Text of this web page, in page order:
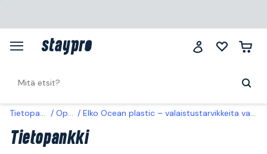
Tietopankki Oppaat Elko Ocean plastic – valaistustarvikkeita vanhoista kierrätetyistä kalastusverkoista
Tietopankki